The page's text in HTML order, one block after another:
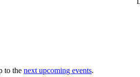
to the next upcoming events.